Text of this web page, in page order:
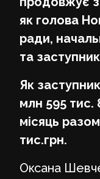
як голова
ради,
та
Як
млн 595 тис.
місяць
тис.грн.
Оксана